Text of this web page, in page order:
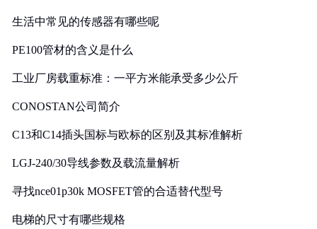
生活中常见的传感器有哪些呢
PE100管材的含义是什么
工业厂房载重标准：一平方米能承受多少公斤
CONOSTAN公司简介
C13和C14插头国标与欧标的区别及其标准解析
LGJ-240/30导线参数及载流量解析
寻找nce01p30k MOSFET管的合适替代型号
电梯的尺寸有哪些规格